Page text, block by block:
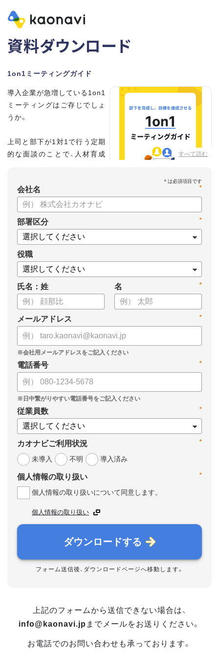
資料ダウンロード
1on1ミーティングガイド
すべて読む
導入企業が急増している1on1
ミーティングはご存じでしょ
うか。
上司と部下が1対1で行う定期
的な面談のことで、人材育成
こちらの資料では、
・1on1とは何か？
・1on1の基本的なやり方
・ 1on1 の基本アジェンダと質問例
についてまとめましたので、ぜひお役立てください。
*
会社名
*
部署区分
役職
氏名：姓 *
名
*
メールアドレス
*
電話番号
*
従業員数
*
カオナビご利用状況
未導入
不明 導入済み
*
個人情報の取り扱い
個人情報の取り扱いについて同意します。
個人情報の取り扱い
ダウンロードする
フォーム送信後、ダウンロードページへ移動します。
上記のフォームから送信できない場合は、
info@kaonavi.jp までメールをお送りください。
お電話でのお問い合わせも承っております。